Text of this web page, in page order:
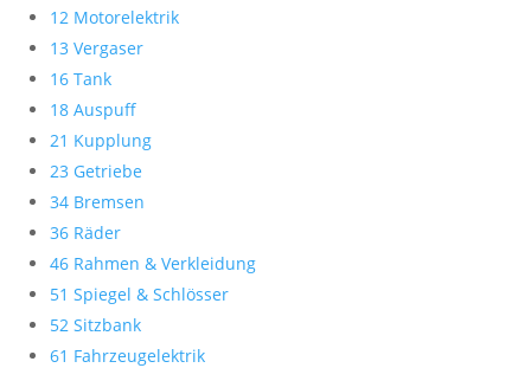
12 Motorelektrik
13 Vergaser
16 Tank
18 Auspuff
21 Kupplung
23 Getriebe
34 Bremsen
36 Räder
46 Rahmen & Verkleidung
51 Spiegel & Schlösser
52 Sitzbank
61 Fahrzeugelektrik